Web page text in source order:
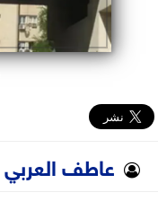
عاطف العربي